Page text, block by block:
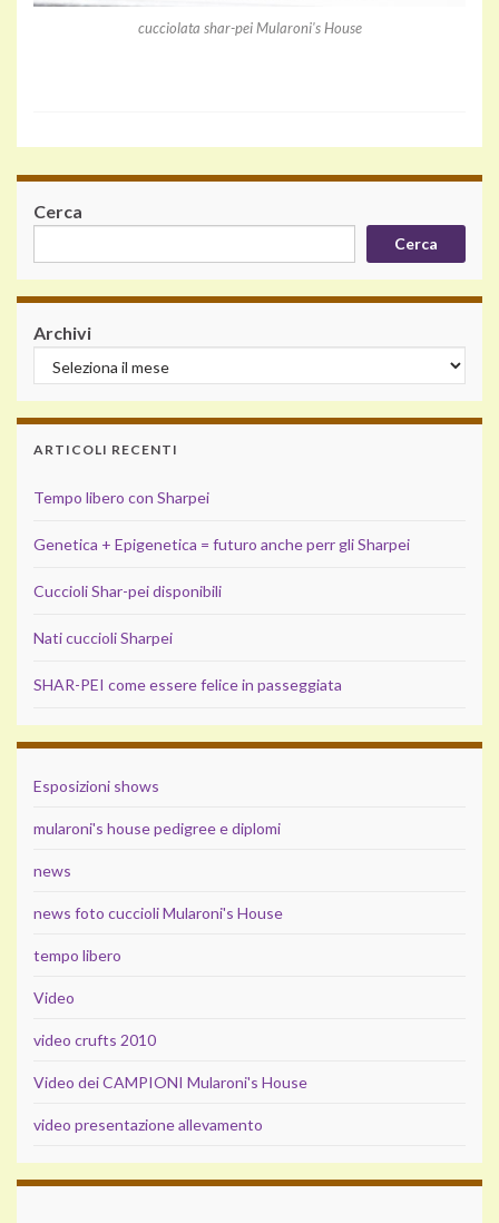
cucciolata shar-pei Mularoni's House
Cerca
Cerca
Archivi
ARTICOLI RECENTI
Tempo libero con Sharpei
Genetica + Epigenetica = futuro anche perr gli Sharpei
Cuccioli Shar-pei disponibili
Nati cuccioli Sharpei
SHAR-PEI come essere felice in passeggiata
Esposizioni shows
mularoni's house pedigree e diplomi
news
news foto cuccioli Mularoni's House
tempo libero
Video
video crufts 2010
Video dei CAMPIONI Mularoni's House
video presentazione allevamento